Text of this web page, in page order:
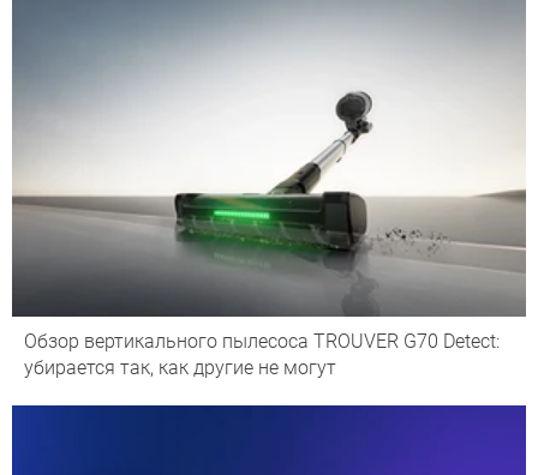
Обзор вертикального пылесоса TROUVER G70 Detect:
убирается так, как другие не могут